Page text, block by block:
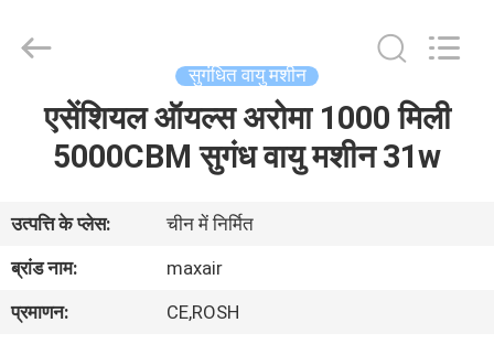
हमारे
बारे
सुगंधित वायु मशीन
एसेंशियल ऑयल्स अरोमा 1000 मिली
5000CBM सुगंध वायु मशीन 31w
उत्पत्ति के प्लेस:
चीन में निर्मित
ब्रांड नाम:
maxair
प्रमाणन:
CE,ROSH